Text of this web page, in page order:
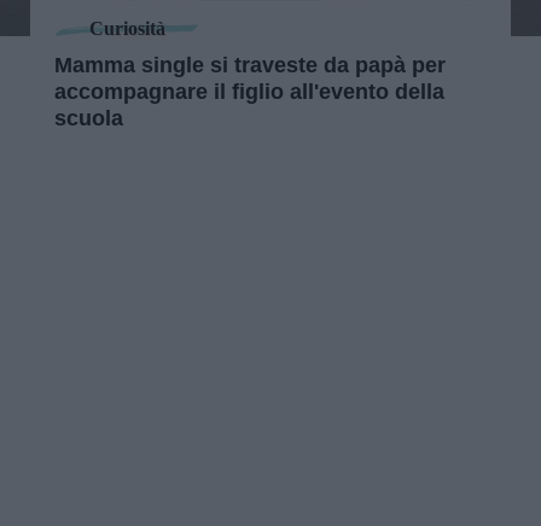
Curiosità
Mamma single si traveste da papà per
accompagnare il figlio all'evento della
scuola